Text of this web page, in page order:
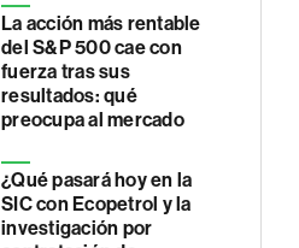
La acción más rentable
del S&P 500 cae con
fuerza tras sus
resultados: qué
preocupa al mercado
¿Qué pasará hoy en la
SIC con Ecopetrol y la
investigación por